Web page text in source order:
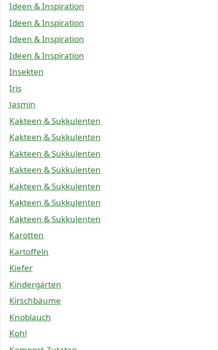
Ideen & Inspiration
Ideen & Inspiration
Ideen & Inspiration
Ideen & Inspiration
Insekten
Iris
Jasmin
Kakteen & Sukkulenten
Kakteen & Sukkulenten
Kakteen & Sukkulenten
Kakteen & Sukkulenten
Kakteen & Sukkulenten
Kakteen & Sukkulenten
Kakteen & Sukkulenten
Karotten
Kartoffeln
Kiefer
Kindergärten
Kirschbäume
Knoblauch
Kohl